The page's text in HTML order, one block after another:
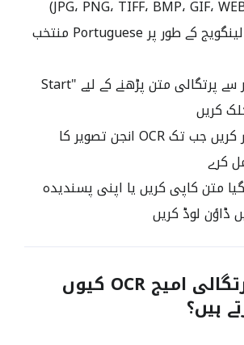
OCR لینگویج کے طور پر Portuguese منتخب
تصویر سے پرتگالی متن پڑھنے کے لیے "Start
انتظار کریں جب تک OCR انجن تصویر کا
کرے
گیا متن کاپی کریں یا اپنی پسندیدہ
ڈاؤن لوڈ کریں
لوگ پرتگالی امیج OCR کیوں
ہیں؟